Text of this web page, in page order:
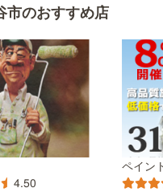
市のおすすめ店
4.50
ペイン